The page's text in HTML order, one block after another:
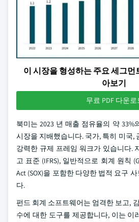
이 시장을 형성하는 주요 세그먼
아보기
무료 PDF 다운로
북미는 2023 년 매출 점유율의 약 33%
시장을 지배했습니다. 국가, 특히 미국,
강력한 규제 프레임 워크가 있습니다.
고 표준 (IFRS), 일반적으로 회계 원칙
Act (SOX)을 포함한 다양한 법적 요구
다.
펀드 회계 소프트웨어는 엄격한 보고,
수에 대한 도구를 제공합니다, 이는 이